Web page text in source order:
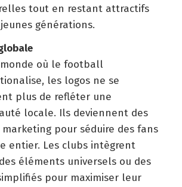
tout en restant attractifs
générations.
monde où le football
les logos ne se
plus de refléter une
locale. Ils deviennent des
pour séduire des fans
entier. Les clubs intègrent
éléments universels ou des
pour maximiser leur